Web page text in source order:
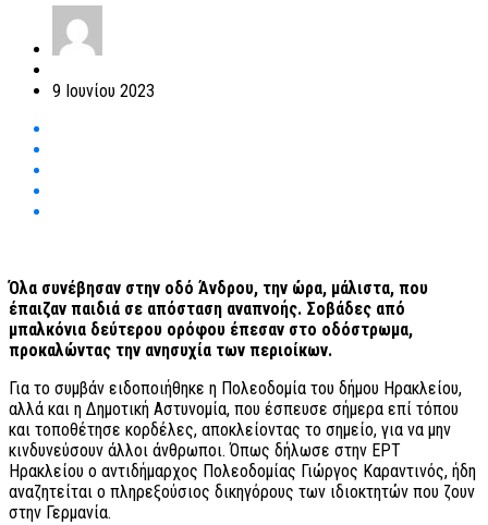
9 Ιουνίου 2023
Όλα συνέβησαν στην οδό Άνδρου, την ώρα, μάλιστα, που
έπαιζαν παιδιά σε απόσταση αναπνοής. Σοβάδες από
μπαλκόνια δεύτερου ορόφου έπεσαν στο οδόστρωμα,
προκαλώντας την ανησυχία των περιοίκων.
Για το συμβάν ειδοποιήθηκε η Πολεοδομία του δήμου Ηρακλείου,
αλλά και η Δημοτική Αστυνομία, που έσπευσε σήμερα επί τόπου
και τοποθέτησε κορδέλες, αποκλείοντας το σημείο, για να μην
κινδυνεύσουν άλλοι άνθρωποι. Όπως δήλωσε στην ΕΡΤ
Ηρακλείου ο αντιδήμαρχος Πολεοδομίας Γιώργος Καραντινός, ήδη
αναζητείται ο πληρεξούσιος δικηγόρους των ιδιοκτητών που ζουν
στην Γερμανία.